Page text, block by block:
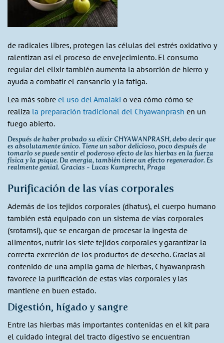
de radicales libres, protegen las células del estrés oxidativo y
ralentizan así el proceso de envejecimiento. El consumo
regular del elixir también aumenta la absorción de hierro y
ayuda a combatir el cansancio y la fatiga.
Lea más sobre el uso del Amalaki o vea cómo cómo se
realiza la preparación tradicional del Chyawanprash en un
fuego abierto.
Después de haber probado su elixir CHYAWANPRASH, debo decir que
es absolutamente único. Tiene un sabor delicioso, poco después de
tomarlo se puede sentir el poderoso efecto de las hierbas en la fuerza
física y la psique. Da energía, también tiene un efecto regenerador. Es
realmente genial. Gracias - Lucas Kumprecht, Praga
Purificación de las vías corporales
Además de los tejidos corporales (dhatus), el cuerpo humano
también está equipado con un sistema de vías corporales
(srotamsi), que se encargan de procesar la ingesta de
alimentos, nutrir los siete tejidos corporales y garantizar la
correcta excreción de los productos de desecho. Gracias al
contenido de una amplia gama de hierbas, Chyawanprash
favorece la purificación de estas vías corporales y las
mantiene en buen estado.
Digestión, hígado y sangre
Entre las hierbas más importantes contenidas en el kit para
el cuidado integral del tracto digestivo se encuentran